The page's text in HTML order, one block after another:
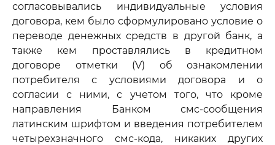
согласовывались индивидуальные условия
договора, кем было сформулировано условие о
переводе денежных средств в другой банк, а
также кем проставлялись в кредитном
договоре отметки (V) об ознакомлении
потребителя с условиями договора и о
согласии с ними, с учетом того, что кроме
направления Банком смс-сообщения
латинским шрифтом и введения потребителем
четырехзначного смс-кода, никаких других